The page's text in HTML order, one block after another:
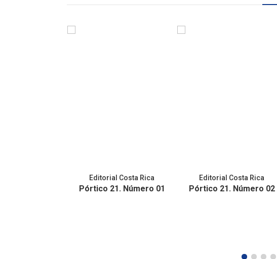
Editorial Costa Rica
Pórtico 21. Número 01
Editorial Costa Rica
Pórtico 21. Número 02